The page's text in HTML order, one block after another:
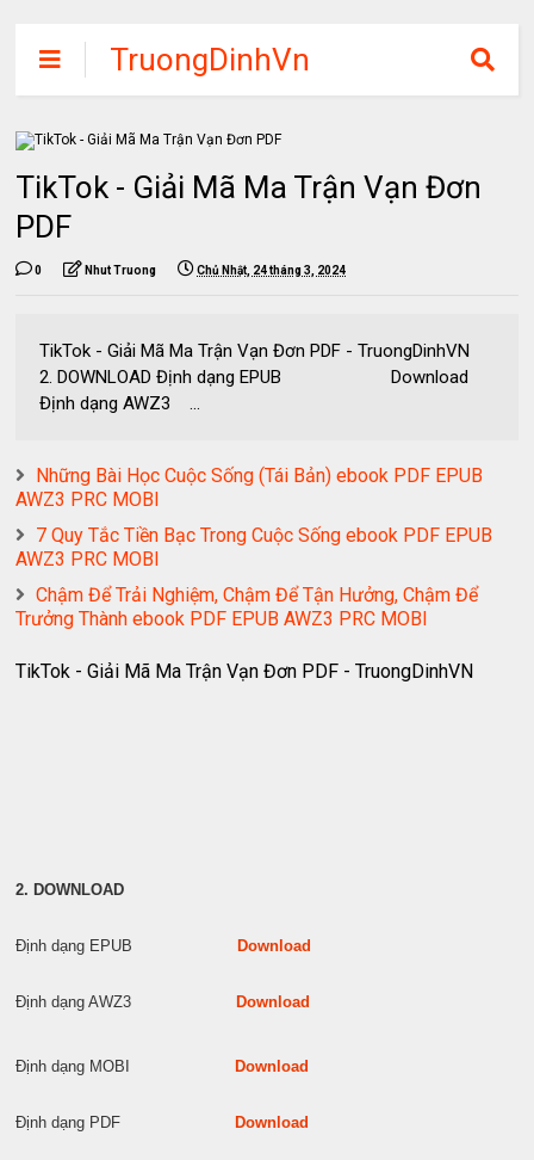
TruongDinhVn
Chia sẽ ebook,
các khóa học,
phần mềm học
tập miễn phí
TikTok - Giải Mã Ma Trận Vạn Đơn
PDF
0 Nhut Truong Chủ Nhật, 24 tháng 3, 2024
TikTok - Giải Mã Ma Trận Vạn Đơn PDF - TruongDinhVN
2. DOWNLOAD Định dạng EPUB Download
Định dạng AWZ3 ...
Những Bài Học Cuộc Sống (Tái Bản) ebook PDF EPUB
AWZ3 PRC MOBI
7 Quy Tắc Tiền Bạc Trong Cuộc Sống ebook PDF EPUB
AWZ3 PRC MOBI
Chậm Để Trải Nghiệm, Chậm Để Tận Hưởng, Chậm Để
Trưởng Thành ebook PDF EPUB AWZ3 PRC MOBI
TikTok - Giải Mã Ma Trận Vạn Đơn PDF - TruongDinhVN
2. DOWNLOAD
Định dạng EPUB Download
Định dạng AWZ3 Download
Định dạng MOBI Download
Định dạng PDF Download